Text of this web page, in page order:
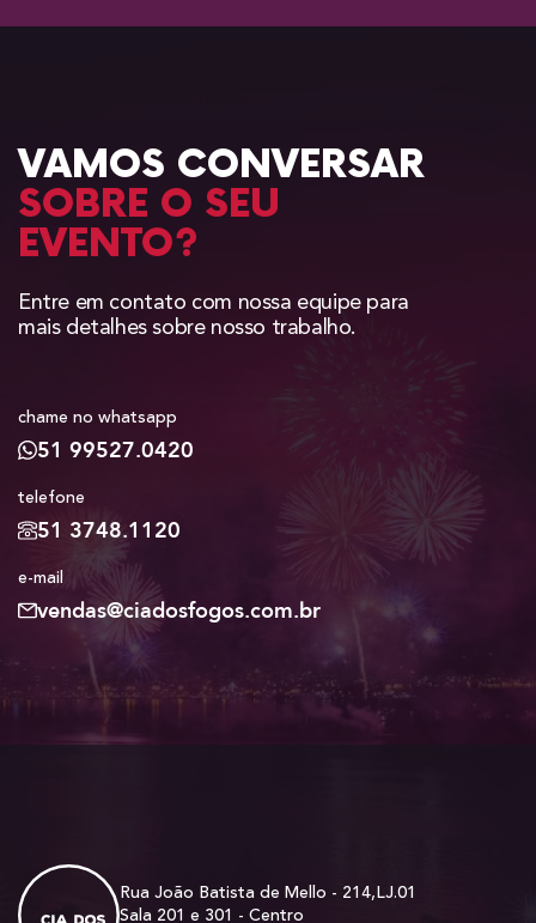
VAMOS CONVERSAR
SOBRE O SEU
EVENTO?
Entre em contato com nossa equipe para
mais detalhes sobre nosso trabalho.
chame no whatsapp
51 99527.0420
telefone
51 3748.1120
e-mail
vendas@ciadosfogos.com.br
Rua João Batista de Mello - 214,LJ.01
Sala 201 e 301 - Centro